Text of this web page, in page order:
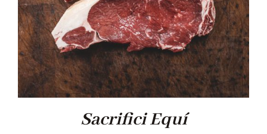
Sacrifici Equí